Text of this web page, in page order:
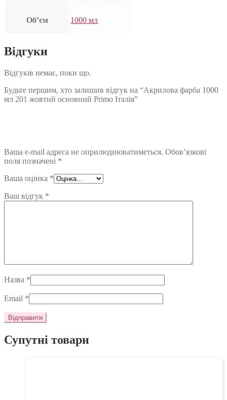
Об’єм 1000 мл
Відгуки
Відгуків немає, поки що.
Будьте першим, хто залишив відгук на “Акрилова фарба 1000
мл 201 жовтий основний Primo Італія”
Ваша e-mail адреса не оприлюднюватиметься. Обов’язкові
поля позначені *
Ваша оцінка *
Ваш відгук *
Назва *
Email *
Супутні товари